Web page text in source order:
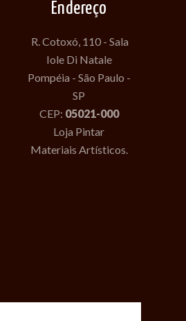
Endereço
R. Cotoxó, 110 - Sala
Iole Di Natale
Pompéia - São Paulo -
SP
CEP: 05021-000
Loja Pintar
Materiais Artísticos.